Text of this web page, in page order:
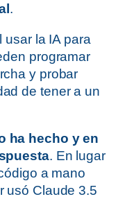
.
usar la IA para
programar
y probar
de tener a un
ha hecho y en
. En lugar
a mano
usó Claude 3.5